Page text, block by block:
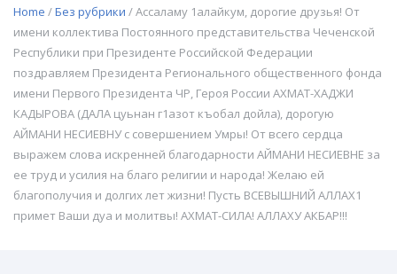
Home /Без рубрики / Ассаламу 1алайкум, дорогие друзья! От
имени коллектива Постоянного представительства Чеченской
Республики при Президенте Российской Федерации
поздравляем Президента Регионального общественного фонда
имени Первого Президента ЧР, Героя России АХМАТ-ХАДЖИ
КАДЫРОВА (ДАЛА цуьнан г1азот къобал дойла), дорогую
АЙМАНИ НЕСИЕВНУ с совершением Умры! От всего сердца
выражем слова искренней благодарности АЙМАНИ НЕСИЕВНЕ за
ее труд и усилия на благо религии и народа! Желаю ей
благополучия и долгих лет жизни! Пусть ВСЕВЫШНИЙ АЛЛАХ1
примет Ваши дуа и молитвы! АХМАТ-СИЛА! АЛЛАХУ АКБАР!!!